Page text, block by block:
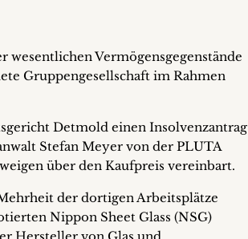
Vermögensgegenstände
Gruppengesellschaft im Rahmen
Detmold einen Insolvenzantrag
Stefan Meyer von der PLUTA
über den Kaufpreis vereinbart.
der dortigen Arbeitsplätze
Nippon Sheet Glass (NSG)